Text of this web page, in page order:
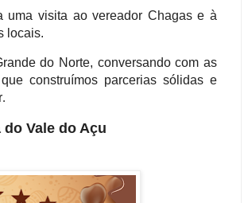
uma visita ao vereador Chagas e à
locais.
do Norte, conversando com as
construímos parcerias sólidas e
.
Vale do Açu